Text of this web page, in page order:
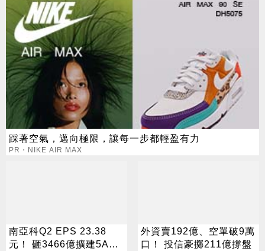
踩著空氣，邁向極限，讓每一步都輕盈有力
PR・NIKE AIR MAX
南亞科Q2 EPS 23.38
元！ 砸3466億擴建5A新
外資賣192億、空單破9萬
口！ 投信豪擲211億撐盤